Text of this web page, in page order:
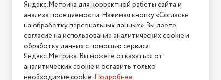
Условия оплаты
Условия доставки
Условия возврата
Нашли ошибку на сайте?Напишите нам
2026 © Интернет-магазин "АстМаркет". У нас есть всё!
Яндекс.Метрика для корректной работы сайта и
анализа посещаемости. Нажимая кнопку «Согласен
на обработку персональных данных», Вы даете
согласие на использование аналитических cookie и
обработку данных с помощью сервиса
Яндекс.Метрика. Вы можете отказаться от
аналитических cookie и оставить только
необходимые cookie.Подробнее.